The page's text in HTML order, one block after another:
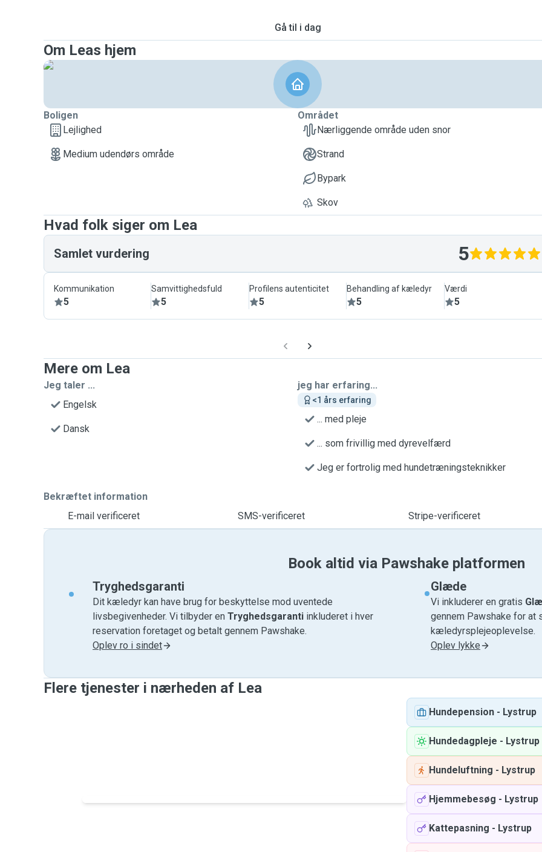
Gå til i dag
Om Leas hjem
Boligen
Lejlighed
Medium udendørs område
Området
Nærliggende område uden snor
Strand
Bypark
Skov
Hvad folk siger om Lea
Samlet vurdering 5
Kommunikation
5
Samvittighedsfuld
5
Profilens autenticitet
5
Behandling af kæledyr
5
Værdi
5
Mere om Lea
Jeg taler ...
Engelsk
Dansk
jeg har erfaring...
<1 års erfaring
... med pleje
... som frivillig med dyrevelfærd
Jeg er fortrolig med hundetræningsteknikker
Bekræftet information
E-mail verificeret
SMS-verificeret Stripe-verificeret
Book altid via Pawshake platformen
Tryghedsgaranti
Dit kæledyr kan have brug for beskyttelse mod uventede
livsbegivenheder. Vi tilbyder en Tryghedsgaranti inkluderet i hver
reservation foretaget og betalt gennem Pawshake.
Oplev ro i sindet
Glæde
Vi inkluderer en gratis
gennem Pawshake for at
kæledyrsplejeoplevelse.
Oplev lykke
Flere tjenester i nærheden af ​​Lea
Hundepension - Lystrup
Hundedagpleje - Lystrup
Hundeluftning - Lystrup
Hjemmebesøg - Lystrup
Kattepasning - Lystrup